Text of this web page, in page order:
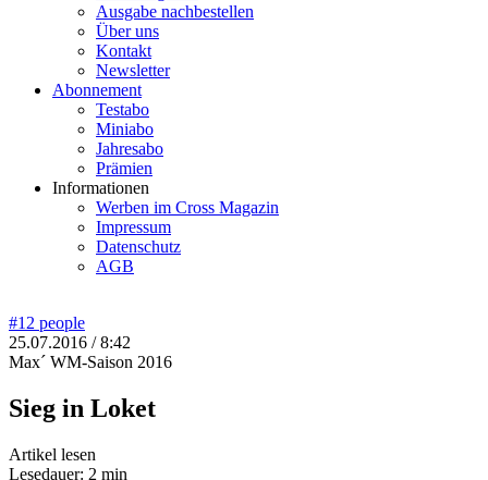
Ausgabe nachbestellen
Über uns
Kontakt
Newsletter
Abonnement
Testabo
Miniabo
Jahresabo
Prämien
Informationen
Werben im Cross Magazin
Impressum
Datenschutz
AGB
#12 people
25.07.2016 / 8:42
Max´ WM-Saison 2016
Sieg in Loket
Artikel lesen
Lesedauer: 2 min